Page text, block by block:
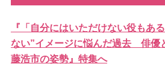
『「自分にはいただけない役もあ
ない”イメージに悩んだ過去 俳優
藤浩市の姿勢』特集へ